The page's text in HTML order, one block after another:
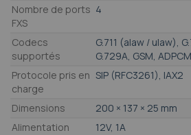
Nombre de ports
FXS
4
Codecs
supportés
G.711 (alaw / ulaw),
G.729A, GSM, ADPCM
Protocole pris en
charge
SIP (RFC3261), IAX2
Dimensions
200 × 137 × 25 mm
Alimentation
12V, 1A